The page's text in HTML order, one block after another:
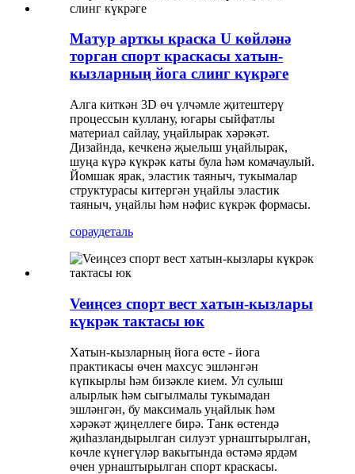
Матур арткы краска U көйләнә
торган спорт краскасы хатын-
кызларның йога слинг күкрәге
Алга киткән 3D өч үлчәмле җитештерү
процессын куллану, югары сыйфатлы
материал сайлау, уңайлырак хәрәкәт.
Дизайнда, кечкенә җыелыш уңайлырак,
шуңа күрә күкрәк каты була һәм комачаулый.
Йомшак ярак, эластик таяныч, тукымалар
структурасы китергән уңайлы эластик
таяныч, уңайлы һәм нәфис күкрәк формасы.
сораудеталь
Veиңсез спорт вест хатын-кызлары
күкрәк тактасы юк
Хатын-кызларның йога өсте - йога
практикасы өчен махсус эшләнгән
күпкырлы һәм бизәкле кием. Ул сулыш
алырлык һәм сыгылмалы тукымадан
эшләнгән, бу максималь уңайлык һәм
хәрәкәт җиңеллеге бирә. Танк өстендә
җиһазландырылган силуэт урнаштырылган,
көчле күнегүләр вакытында өстәмә ярдәм
өчен урнаштырылган спорт краскасы.